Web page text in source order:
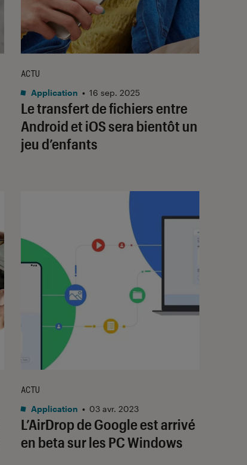
Le transfert de fichiers entre
Android et iOS sera bientôt un
jeu d’enfants
ACTU
Application • 16 sep. 2025
L’AirDrop de Google est arrivé
en beta sur les PC Windows
ACTU
Application • 03 avr. 2023